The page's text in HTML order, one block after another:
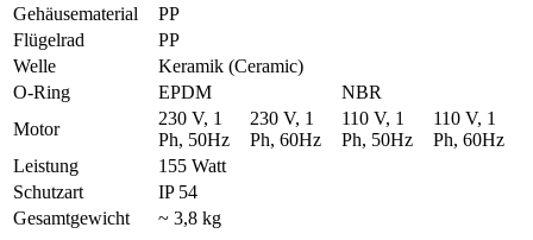
Gehäusematerial
PP
Flügelrad
PP
Welle
Keramik (Ceramic)
O-Ring
EPDM
NBR
Motor
230 V, 1
Ph, 50Hz
230 V, 1
Ph, 60Hz
110 V, 1
Ph, 50Hz
110 V, 1
Ph, 60Hz
Leistung
155 Watt
Schutzart
IP 54
Gesamtgewicht
~ 3,8 kg